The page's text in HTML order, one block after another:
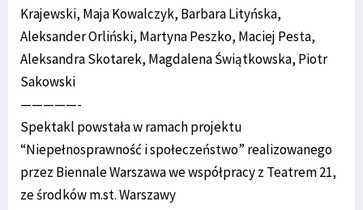
Krajewski, Maja Kowalczyk, Barbara Lityńska,
Aleksander Orliński, Martyna Peszko, Maciej Pesta,
Aleksandra Skotarek, Magdalena Świątkowska, Piotr
Sakowski
—————-
Spektakl powstała w ramach projektu
“Niepełnosprawność i społeczeństwo” realizowanego
przez Biennale Warszawa we współpracy z Teatrem 21,
ze środków m.st. Warszawy